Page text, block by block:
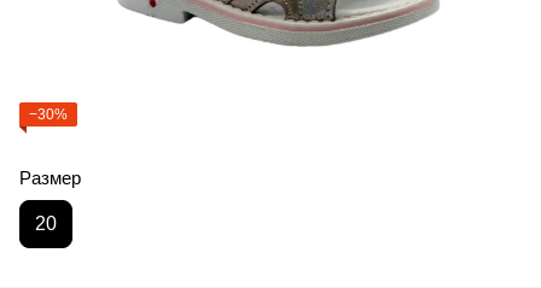
−30%
Размер
20